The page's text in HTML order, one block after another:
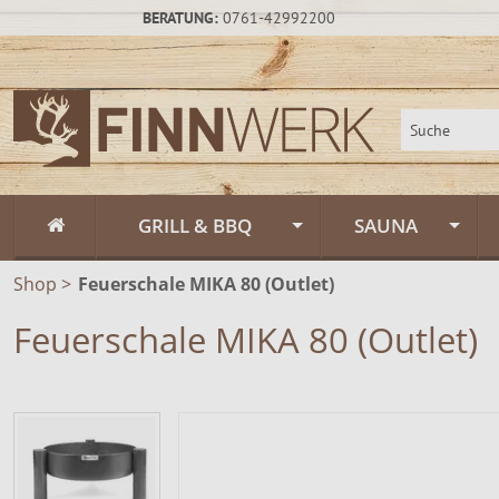
BERATUNG: 0761-42992200
GRILL & BBQ
Flammlachs
Feuerschalen
Feuerschalen
Muurikka Outdoor & Feuerküche
SAUNA
Gartensauna
Shop > Feuerschale MIKA 80 (Outlet)
Feuerschale MIKA 80 (Outlet)